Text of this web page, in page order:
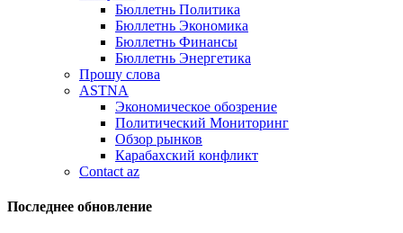
Бюллетнь Политика
Бюллетнь Экономика
Бюллетнь Финансы
Бюллетнь Энергетика
Прошу слова
ASTNA
Экономическое обозрение
Политический Мониторинг
Обзор рынков
Карабахский конфликт
Contact az
Последнее обновление